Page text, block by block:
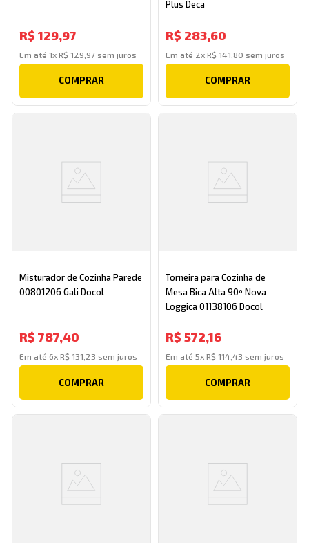
R$ 129,97
Em até 1xR$ 129 97 sem juros
COMPRAR
Plus Deca
R$ 283,60
Em até 2x R$ 141 80 sem juros
COMPRAR
Misturador de Cozinha Parede
00801206 Gali Docol
R$ 787,40
Em até6xR$ 131 23 sem juros
COMPRAR
Torneira para Cozinha de
Mesa Bica Alta 90º Nova
Loggica 01138106 Docol
R$ 572,16
Em até 5x R$ 114 43 sem juros
COMPRAR